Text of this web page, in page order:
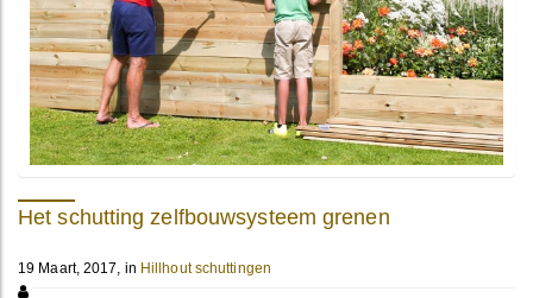
Het schutting zelfbouwsysteem grenen
19 Maart, 2017, in Hillhout schuttingen